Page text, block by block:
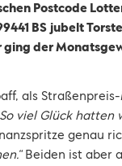
Postcode
BS jubelt
der
als
viel Glück hatten
genau
Beiden ist aber